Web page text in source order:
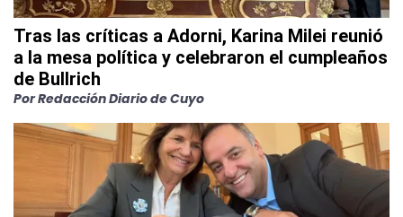
Tras las críticas a Adorni, Karina Milei reunió
a la mesa política y celebraron el cumpleaños
de Bullrich
Por Redacción Diario de Cuyo